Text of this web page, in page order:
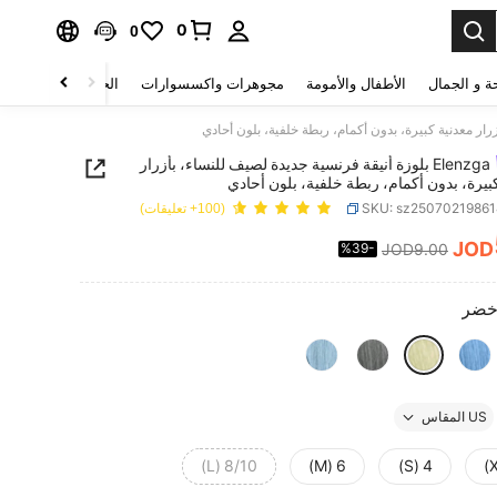
0
0
و الجمال الأطفال والأمومة مجوهرات واكسسوارات الحقائب والأمتعة
Elenzga بلوزة أنيقة فرنسية جديدة لصيف للنساء، بأزرار
بدون أكمام، ربطة خلفية، بلون أحادي
SKU: (100+ تعليقات)
PRICE AND JOD
JOD9.00
%39-
أخضر
US المقاس
4 (S)
6 (M)
8/10 (L)